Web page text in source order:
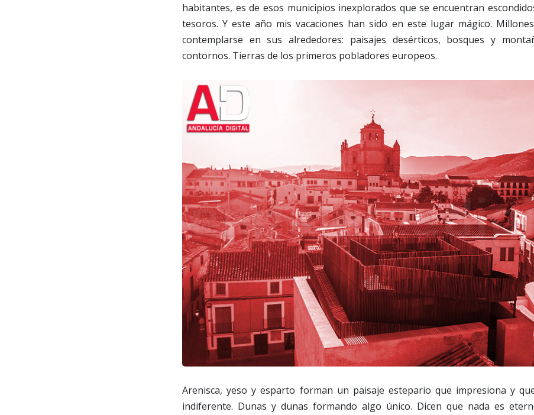
habitantes, es de esos municipios inexplorados que se encuentran
tesoros. Y este año mis vacaciones han sido en este lugar mágico.
contemplarse en sus alrededores: paisajes desérticos, bosques y
contornos. Tierras de los primeros pobladores europeos.
Arenisca, yeso y esparto forman un paisaje estepario que impresiona y
indiferente. Dunas y dunas formando algo único. Dicen que nada es